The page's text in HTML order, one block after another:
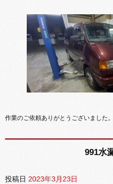
作業のご依頼ありがとうございました。
991水
投稿日 2023年3月23日